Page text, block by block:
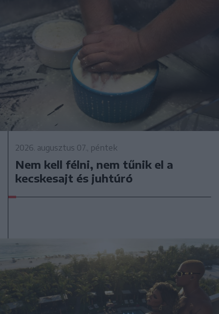
2026. augusztus 07., péntek
Nem kell félni, nem tűnik el a
kecskesajt és juhtúró